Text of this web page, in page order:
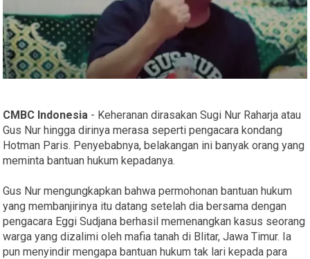
CMBC Indonesia - Keheranan dirasakan Sugi Nur Raharja atau
Gus Nur hingga dirinya merasa seperti pengacara kondang
Hotman Paris. Penyebabnya, belakangan ini banyak orang yang
meminta bantuan hukum kepadanya.
Gus Nur mengungkapkan bahwa permohonan bantuan hukum
yang membanjirinya itu datang setelah dia bersama dengan
pengacara Eggi Sudjana berhasil memenangkan kasus seorang
warga yang dizalimi oleh mafia tanah di Blitar, Jawa Timur. Ia
pun menyindir mengapa bantuan hukum tak lari kepada para